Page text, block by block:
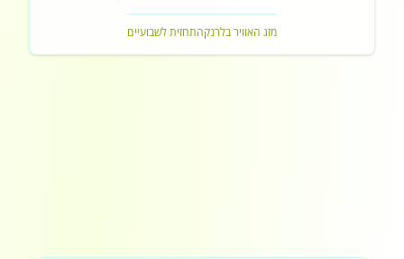
מזג האוויר בלרנקהתחזית לשבועיים